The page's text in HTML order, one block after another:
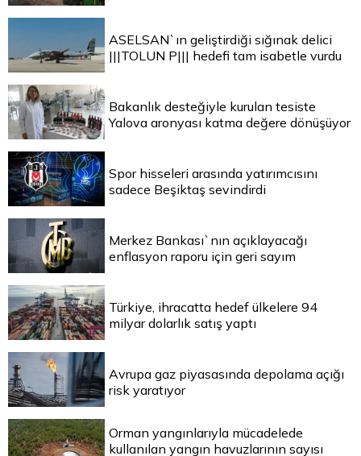
ASELSAN`ın geliştirdiği sığınak delici
|||TOLUN P||| hedefi tam isabetle vurdu
Bakanlık desteğiyle kurulan tesiste
Yalova aronyası katma değere dönüşüyor
Spor hisseleri arasında yatırımcısını
sadece Beşiktaş sevindirdi
Merkez Bankası`nın açıklayacağı
enflasyon raporu için geri sayım
Türkiye, ihracatta hedef ülkelere 94
milyar dolarlık satış yaptı
Avrupa gaz piyasasında depolama açığı
risk yaratıyor
Orman yangınlarıyla mücadelede
kullanılan yangın havuzlarının sayısı